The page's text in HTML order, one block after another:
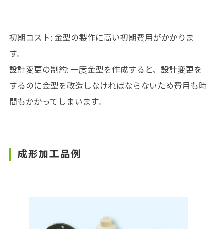
初期コスト: 金型の製作に高い初期費用がかかりま
す。
設計変更の制約: 一度金型を作成すると、設計変更を
するのに金型を改造しなければならないため費用も時
間もかかってしまいます。
成形加工品例